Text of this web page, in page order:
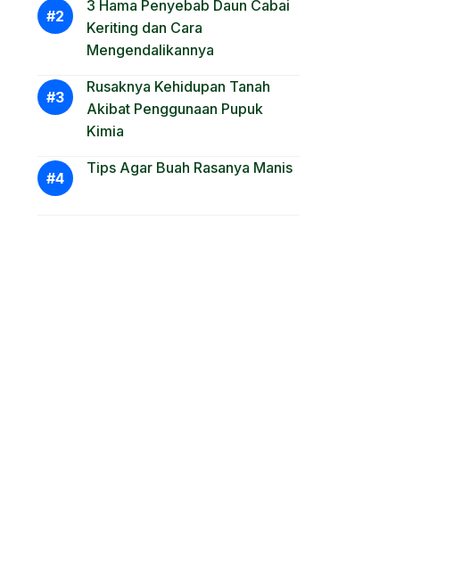
3 Hama Penyebab Daun Cabai
Keriting dan Cara
Mengendalikannya
Rusaknya Kehidupan Tanah
Akibat Penggunaan Pupuk
Kimia
Tips Agar Buah Rasanya Manis